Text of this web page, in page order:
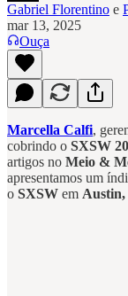
Gabriel Florentino e
mar 13, 2025
Ouça
Marcella Calfi,
cobrindo o SXSW
artigos no Meio &
apresentamos um
o SXSW em